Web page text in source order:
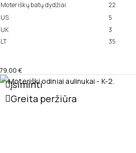
Moteriškų batų dydžiai 22
US
5
UK
3
LT
35
79,00 €
Įsiminti
Greita peržiūra